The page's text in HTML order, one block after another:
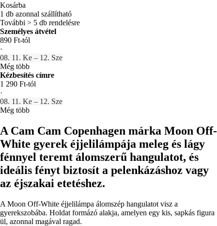
Kosárba
1 db azonnal szállítható
További > 5 db rendelésre
Személyes átvétel
890 Ft-tól
·
08. 11. Ke – 12. Sze
Még több
Kézbesítés címre
1 290 Ft-tól
·
08. 11. Ke – 12. Sze
Még több
A Cam Cam Copenhagen márka Moon Off-
White gyerek éjjelilámpája meleg és lágy
fénnyel teremt álomszerű hangulatot, és
ideális fényt biztosít a pelenkázáshoz vagy
az éjszakai etetéshez.
A Moon Off-White éjjelilámpa álomszép hangulatot visz a
gyerekszobába. Holdat formázó alakja, amelyen egy kis, sapkás figura
ül, azonnal magával ragad.